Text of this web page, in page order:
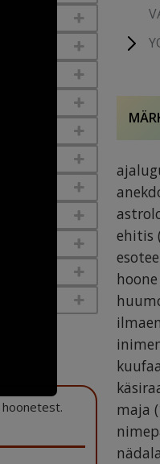
ehitis
hoone
maja